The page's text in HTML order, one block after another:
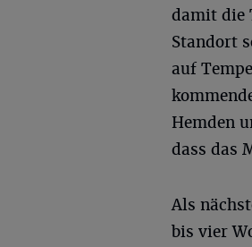
damit die
Standort
auf
Hemden
dass das
Als
bis vier